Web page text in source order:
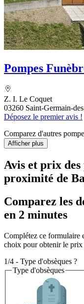
Pompes
Z. I. Le Coquet
03260 Saint-Germain-
Déposez le premier avis !
Comparez d'autres
Afficher plus
Avis et prix des
proximité de
Comparez les
en 2 minutes
Complétez ce formulaire
choix pour obtenir le prix
1/4 - Type d'obsèques ?
Type d'obsèques